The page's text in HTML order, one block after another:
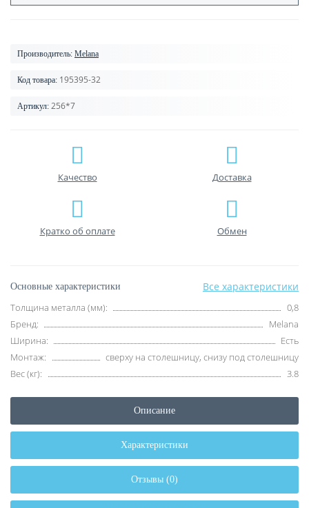
Производитель: Melana
Код товара: 195395-32
Артикул: 256*7
Качество Доставка
Кратко об оплате Обмен
Основные характеристики Все характеристики
Толщина металла (мм):
0,8
Бренд:
Melana
Ширина:
Есть
Монтаж:
сверху на столешницу, снизу под столешницу
Вес (кг):
3.8
Описание
Характеристики
Отзывы (0)